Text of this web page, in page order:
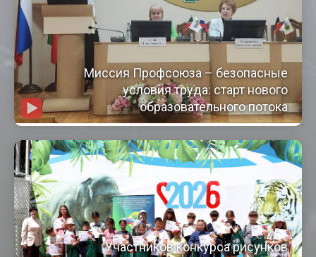
Миссия Профсоюза – безопасные
условия труда: старт нового
образовательного потока
Участников конкурса рисунков